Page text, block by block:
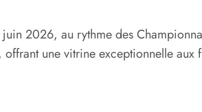
2026, au rythme des
une vitrine exceptionnelle aux